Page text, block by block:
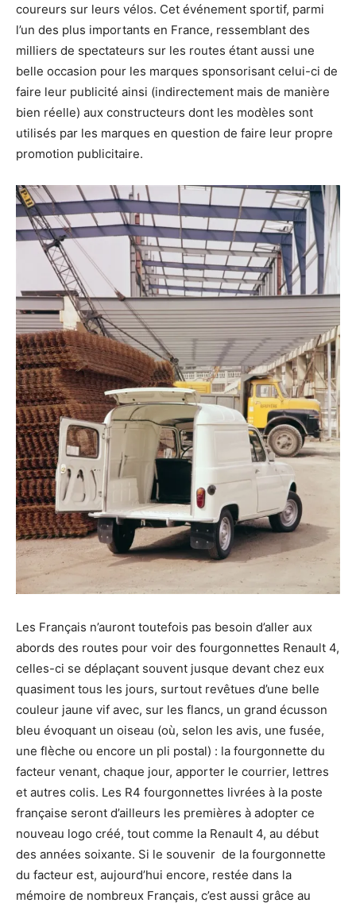
coureurs sur leurs vélos. Cet événement sportif, parmi
l’un des plus importants en France, ressemblant des
milliers de spectateurs sur les routes étant aussi une
belle occasion pour les marques sponsorisant celui-ci de
faire leur publicité ainsi (indirectement mais de manière
bien réelle) aux constructeurs dont les modèles sont
utilisés par les marques en question de faire leur propre
promotion publicitaire.
Les Français n’auront toutefois pas besoin d’aller aux
abords des routes pour voir des fourgonnettes Renault 4,
celles-ci se déplaçant souvent jusque devant chez eux
quasiment tous les jours, surtout revêtues d’une belle
couleur jaune vif avec, sur les flancs, un grand écusson
bleu évoquant un oiseau (où, selon les avis, une fusée,
une flèche ou encore un pli postal) : la fourgonnette du
facteur venant, chaque jour, apporter le courrier, lettres
et autres colis. Les R4 fourgonnettes livrées à la poste
française seront d’ailleurs les premières à adopter ce
nouveau logo créé, tout comme la Renault 4, au début
des années soixante. Si le souvenir de la fourgonnette
du facteur est, aujourd’hui encore, restée dans la
mémoire de nombreux Français, c’est aussi grâce au